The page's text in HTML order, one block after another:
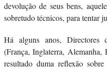
devolução de seus bens,
sobretudo técnicos, para tentar
Há alguns anos, Directores
(França, Inglaterra, Alemanha,
resultado duma reflexão